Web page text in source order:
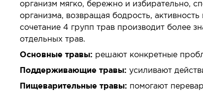
организм мягко, бережно и избирательно,
организма, возвращая бодрость,
сочетание 4 групп трав производит более
отдельных трав.
Основные травы: решают конкретные
Поддерживающие травы: усиливают
Пищеварительные травы: помогают